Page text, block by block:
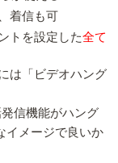
着信も可
トを設定した全て
は「ビデオハング
信機能がハング
イメージで良いか